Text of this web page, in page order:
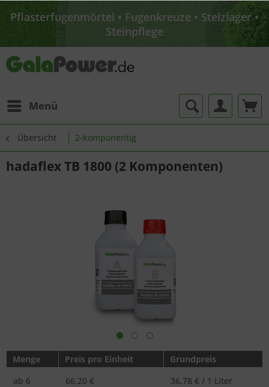
Pflasterfugenmörtel • Fugenkreuze • Stelzlager •
Steinpflege
Sparen Sie Versandkosten: Abholung im Lager
Ratingen möglich
Pflasterfugenmörtel • Fugenkreuze • Stelzlager •
Menü
Übersicht 2-komponentig
hadaflex TB 1800 (2 Komponenten)
Menge Preis pro Einheit
Grundpreis
ab 6 66,20 € 36,78 € / 1 Liter